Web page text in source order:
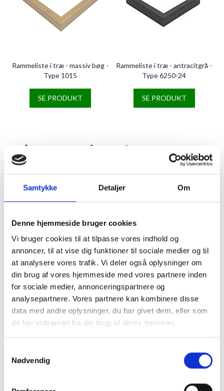
Samtykke Detaljer Om
Denne hjemmeside bruger cookies
Vi bruger cookies til at tilpasse vores indhold og
annoncer, til at vise dig funktioner til sociale medier og til
at analysere vores trafik. Vi deler også oplysninger om
din brug af vores hjemmeside med vores partnere inden
for sociale medier, annonceringspartnere og
analysepartnere. Vores partnere kan kombinere disse
data med andre oplysninger, du har givet dem, eller som
de har indsamlet fra din brug af deres tjenester.
Nødvendig
Rammeliste i træ - massiv bøg -
Type 1015
SE PRODUKT
Rammeliste i træ - antracitgrå -
Type 6250-24
SE PRODUKT
Rammeliste i træ - antracitgrå -
Type 5720-24
SE PRODUKT
Rammeliste i træ - cashmere grå
SE PRODUKT
Rammeliste i træ - sølvstrøgen
med sort kant - Type 5720-07